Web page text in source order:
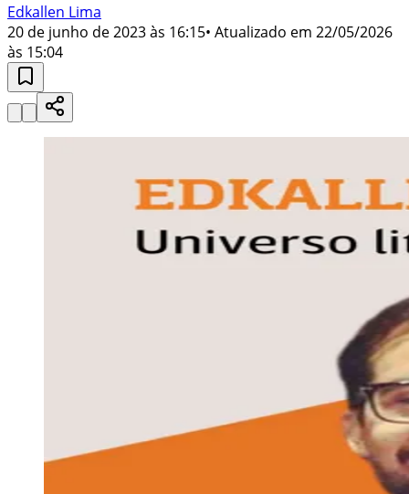
Edkallen Lima
20 de junho de 2023 às 16:15• Atualizado em 22/05/2026
às 15:04